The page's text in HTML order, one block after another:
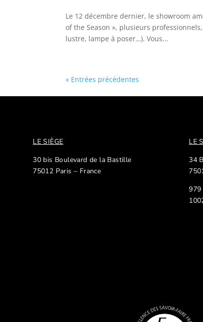
Le 12 décembre dernier, le showroom
of the Season », plusieurs
lustre, lampe à poser…). Vous...
« Entrées précédentes
LE SIÈGE
30 bis Boulevard de la Bastille
75012 Paris – France
LE
34
979